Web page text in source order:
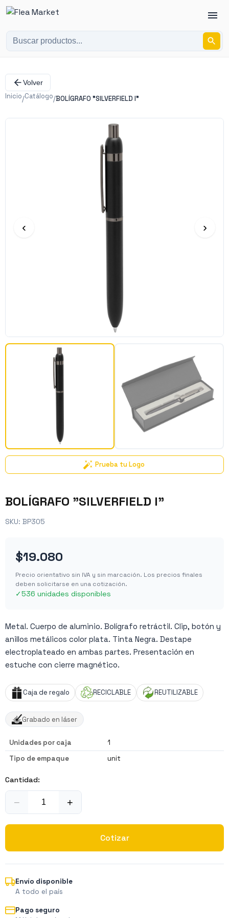
Volver
Inicio/Catálogo/BOLÍGRAFO "SILVERFIELD I"
‹ ›
Prueba tu Logo
BOLÍGRAFO "SILVERFIELD I"
SKU: BP305
$19.080
Precio orientativo sin IVA y sin marcación. Los precios finales
deben solicitarse en una cotización.
✓536 unidades disponibles
Metal. Cuerpo de aluminio. Bolígrafo retráctil. Clip, botón y
anillos metálicos color plata. Tinta Negra. Destape
electroplateado en ambas partes. Presentación en
estuche con cierre magnético.
Caja de regalo RECICLABLE REUTILIZABLE
Grabado en láser
Unidades por caja
1
Tipo de empaque
unit
Cantidad:
− +
Cotizar
Envío disponible
A todo el país
Pago seguro